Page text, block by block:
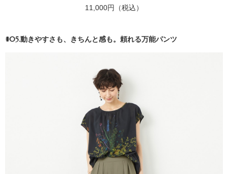
11,000円（税込）
#05.動きやすさも、きちんと感も。頼れる万能パンツ